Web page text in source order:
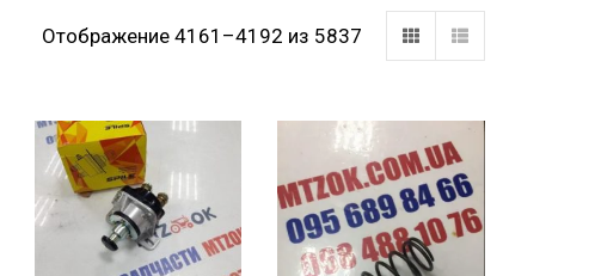
Отображение 4161–4192 из 5837